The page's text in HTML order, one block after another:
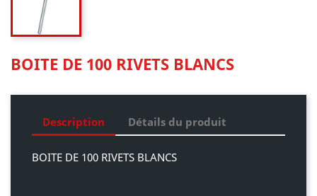
BOITE DE 100 RIVETS BLANCS
Description Détails du produit
BOITE DE 100 RIVETS BLANCS